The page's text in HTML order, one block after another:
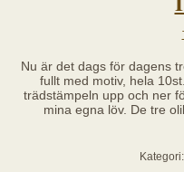
Nu är det dags för dagens
fullt med motiv, hela
trädstämpeln upp och ner
mina egna löv. De tre